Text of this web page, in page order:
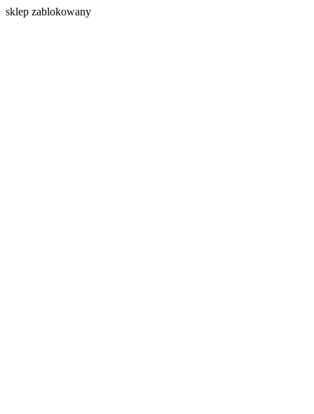
sklep zablokowany